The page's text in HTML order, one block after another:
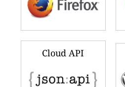
Cloud API